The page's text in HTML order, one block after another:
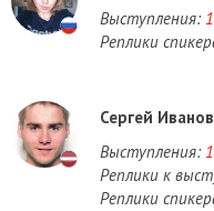
Выступления: 1
Реплики
Сергей Иванов
Выступления: 1
Реплики к
Реплики